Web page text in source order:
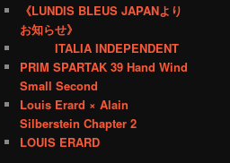
《LUNDIS BLEUS JAPANより
お知らせ》
ITALIA INDEPENDENT
PRIM SPARTAK 39 Hand Wind
Small Second
Louis Erard × Alain
Silberstein Chapter 2
LOUIS ERARD